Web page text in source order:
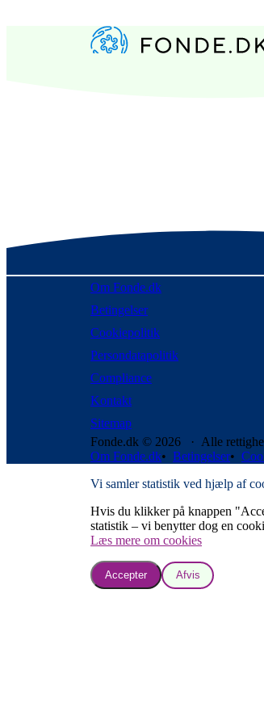
Om Fonde.dk
Betingelser
Cookiepolitik
Persondatapolitik
Compliance
Kontakt
Sitemap
Fonde.dk © 2026 · Alle
Om Fonde.dk• Betingelser•
Vi samler statistik ved hjælp af
Hvis du klikker på knappen
statistik – vi benytter dog en
Læs mere om cookies
Accepter Afvis